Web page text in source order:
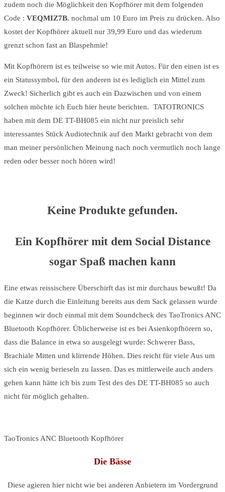
zudem noch die Möglichkeit den Kopfhörer mit dem folgenden
Code : VEQMIZ7B. nochmal um 10 Euro im Preis zu drücken. Also
kostet der Kopfhörer aktuell nur 39,99 Euro und das wiederum
grenzt schon fast an Blaspehmie!
Mit Kopfhörern ist es teilweise so wie mit Autos. Für den einen ist es
ein Statussymbol, für den anderen ist es lediglich ein Mittel zum
Zweck! Sicherlich gibt es auch ein Dazwischen und von einem
solchen möchte ich Euch hier heute berichten. TATOTRONICS
haben mit dem DE TT-BH085 ein nicht nur preislich sehr
interessantes Stück Audiotechnik auf den Markt gebracht von dem
man meiner persönlichen Meinung nach noch vermutlich noch lange
reden oder besser noch hören wird!
Keine Produkte gefunden.
Ein Kopfhörer mit dem Social Distance
sogar Spaß machen kann
Eine etwas reissischere Überschirft das ist mir durchaus bewußt! Da
die Katze durch die Einleitung bereits aus dem Sack gelassen wurde
beginnen wir doch einmal mit dem Soundcheck des TaoTronics ANC
Bluetooth Kopfhörer. Üblicherweise ist es bei Asienkopfhörern so,
dass die Balance in etwa so ausgelegt wurde: Schwerer Bass,
Brachiale Mitten und klirrende Höhen. Dies reicht für viele Aus um
sich ein wenig berieseln zu lassen. Das es mittlerweile auch anders
gehen kann hätte ich bis zum Test des des DE TT-BH085 so auch
nicht für möglich gehalten.
TaoTronics ANC Bluetooth Kopfhörer
Die Bässe
Diese agieren hier nicht wie bei anderen Anbietern im Vordergrund